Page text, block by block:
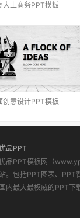
大上商务PPT模板
创意设计PPT模板
品PPT
品PPT模板网（
站。包括PPT图表、PPT
国内最大最权威的PPT下